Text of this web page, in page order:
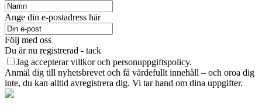
Ange din e-postadress här
Följ med oss
Du är nu registrerad - tack
Jag accepterar villkor och personuppgiftspolicy.
Anmäl dig till nyhetsbrevet och få värdefullt innehåll – och oroa dig
inte, du kan alltid avregistrera dig. Vi tar hand om dina uppgifter.